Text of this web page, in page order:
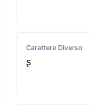
Carattere Diverso
ʂ